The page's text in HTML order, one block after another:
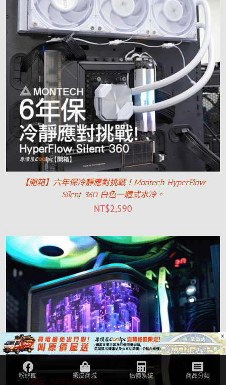
【開箱】六年保冷靜應對挑戰！Montech HyperFlow
Silent 360 白色一體式水冷。
NT$2,590
×